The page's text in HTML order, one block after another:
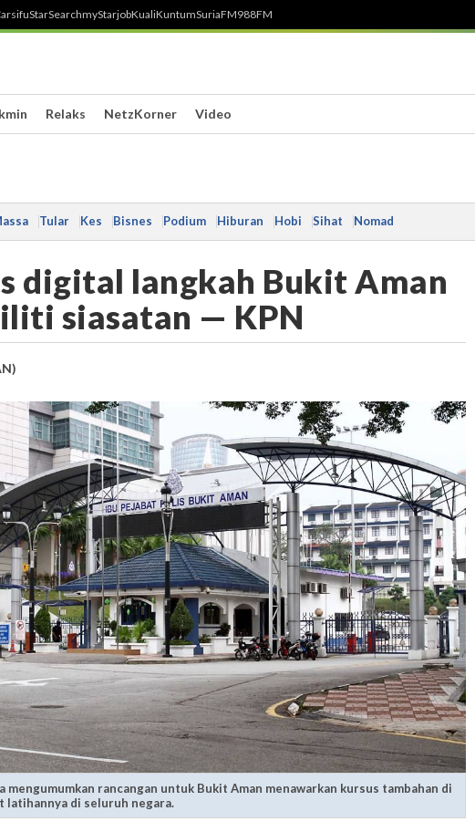
StarSearchmyStarjobKualiKuntumSuriaFM988FM
Relaks NetzKorner Video
Tular Kes Bisnes Podium Hiburan Hobi Sihat Nomad
digital langkah Bukit Aman
siasatan — KPN
mengumumkan rancangan untuk Bukit Aman menawarkan kursus tambahan di
latihannya di seluruh negara.